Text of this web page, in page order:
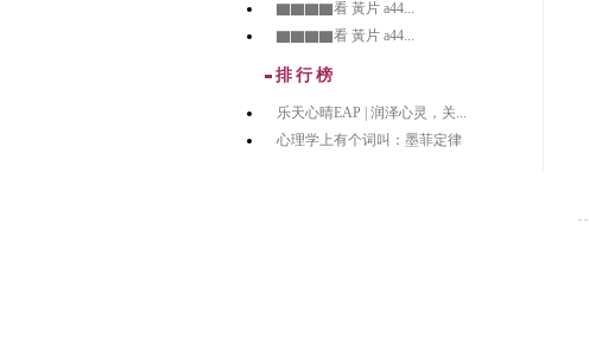
▇▇▇▇看 黃片 a44...
▇▇▇▇看 黃片 a44...
排行榜
乐天心晴EAP | 润泽心灵，关...
心理学上有个词叫：墨菲定律